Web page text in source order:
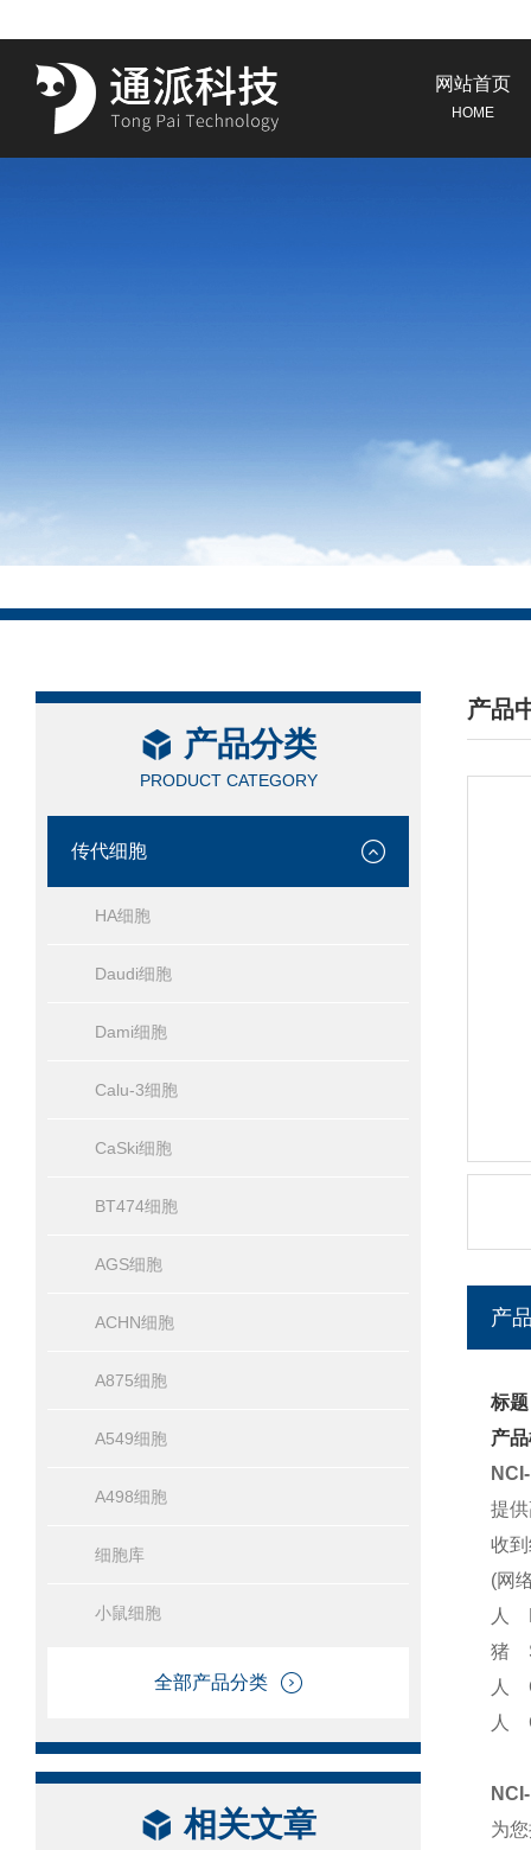
网站首页
HOME
产品分类
PRODUCT CATEGORY
传代细胞
HA细胞
Daudi细胞
Dami细胞
Calu-3细胞
CaSki细胞
BT474细胞
AGS细胞
ACHN细胞
A875细胞
A549细胞
A498细胞
细胞库
小鼠细胞
全部产品分类
相关文章
产品
/
产
标
产
提
收
(网
人
猪
人
人
为